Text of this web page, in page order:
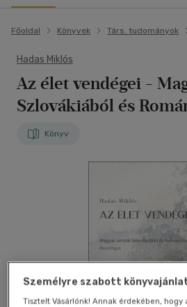
Főoldal Könyvek Társ. tudományok
Hadas Miklós
Az élet vendégei -
Szlovákiából és
Könyv
Személyre szabott
Tisztelt Vásárlónk! Annak érdekében, hogy